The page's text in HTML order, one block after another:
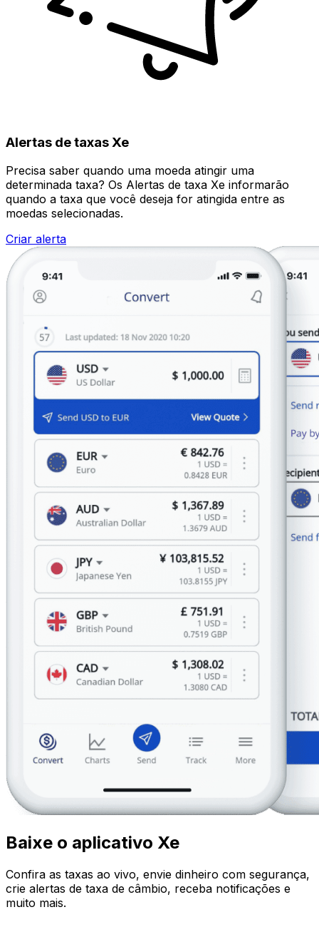
Alertas de taxas Xe
Precisa saber quando uma moeda atingir uma
determinada taxa? Os Alertas de taxa Xe informarão
quando a taxa que você deseja for atingida entre as
moedas selecionadas.
Criar alerta
Baixe o aplicativo Xe
Confira as taxas ao vivo, envie dinheiro com segurança,
crie alertas de taxa de câmbio, receba notificações e
muito mais.